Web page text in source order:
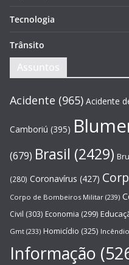
Tecnologia
Trânsito
Assuntos
Acidente (965) Acidente
Camboriú (395)
(679) Brasil (2429)
(280) Coronavírus (427)
Corpo de Bombeiros Militar (239)
Civil (303) Economia (299)
Gmt (233) Homicídio (325) Incêndio
Informação